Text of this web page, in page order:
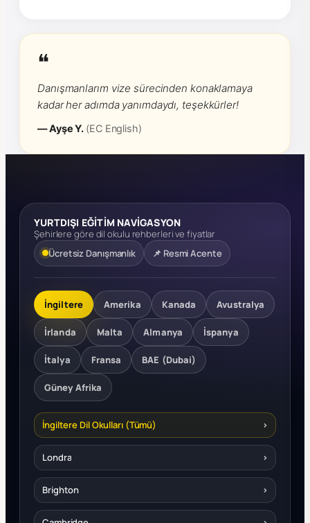
❝
Danışmanlarım vize sürecinden konaklamaya
kadar her adımda yanımdaydı, teşekkürler!
— Ayşe Y. (EC English)
YURTDIŞI EĞİTİM NAVİGASYON
Şehirlere göre dil okulu rehberleri ve fiyatlar
Ücretsiz Danışmanlık
📌 Resmi Acente
İngiltere Amerika Kanada Avustralya
İrlanda Malta Almanya İspanya
İtalya Fransa BAE (Dubai)
Güney Afrika
İngiltere Dil Okulları (Tümü) ›
Londra ›
Brighton ›